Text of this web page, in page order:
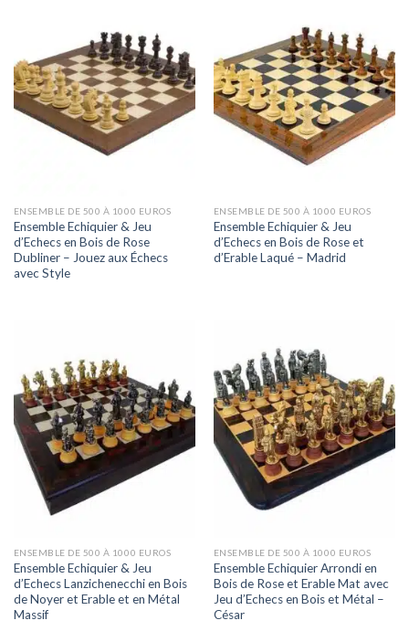
ENSEMBLE DE 500 À 1000 EUROS
Ensemble Echiquier & Jeu
d’Echecs en Bois de Rose
Dubliner – Jouez aux Échecs
avec Style
ENSEMBLE DE 500 À 1000 EUROS
Ensemble Echiquier & Jeu
d’Echecs en Bois de Rose et
d’Erable Laqué – Madrid
ENSEMBLE DE 500 À 1000 EUROS
Ensemble Echiquier & Jeu
d’Echecs Lanzichenecchi en Bois
de Noyer et Erable et en Métal
Massif
ENSEMBLE DE 500 À 1000 EUROS
Ensemble Echiquier Arrondi en
Bois de Rose et Erable Mat avec
Jeu d’Echecs en Bois et Métal –
César